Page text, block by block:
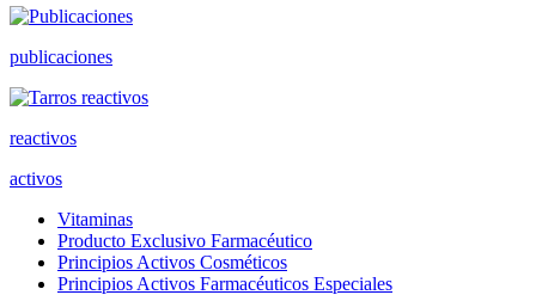
publicaciones
reactivos
activos
Vitaminas
Producto Exclusivo Farmacéutico
Principios Activos Cosméticos
Principios Activos Farmacéuticos Especiales